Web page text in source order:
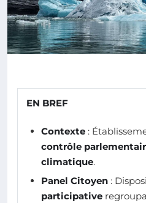
EN BREF
Contexte :
contrôle
climatique.
Panel Citoyen :
participative